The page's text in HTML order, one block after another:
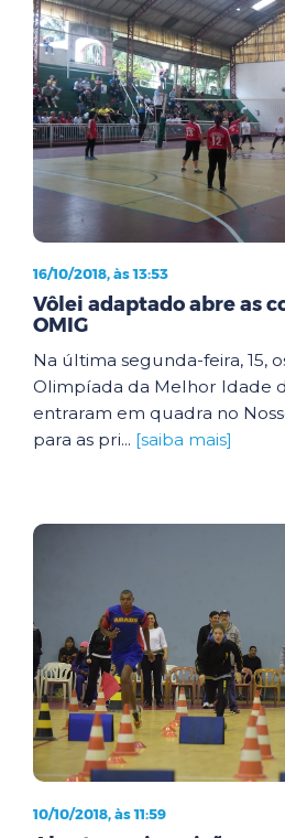
16/10/2018, às 13:53
Vôlei adaptado abre as
OMIG
Na última segunda-feira, 15,
Olimpíada da Melhor Idade
entraram em quadra no
para as pri... [saiba mais]
10/10/2018, às 11:59